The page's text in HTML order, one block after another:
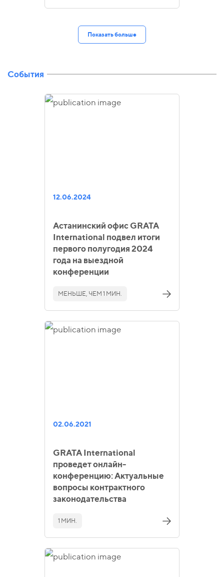
Показать больше
События
12.06.2024
Астанинский офис GRATA
International подвел итоги
первого полугодия 2024
года на выездной
конференции
МЕНЬШЕ, ЧЕМ 1 МИН.
02.06.2021
GRATA International
проведет онлайн-
конференцию: Актуальные
вопросы контрактного
законодательства
1 МИН.